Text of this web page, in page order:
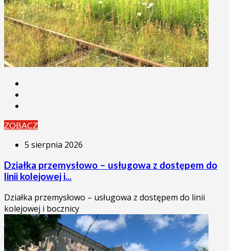
ZOBACZ
5 sierpnia 2026
Działka przemysłowo – usługowa z dostępem do
linii kolejowej i...
Działka przemysłowo – usługowa z dostępem do linii
kolejowej i bocznicy